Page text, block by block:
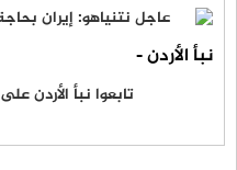
نبأ الأردن -
تابعوا نبأ الأردن على